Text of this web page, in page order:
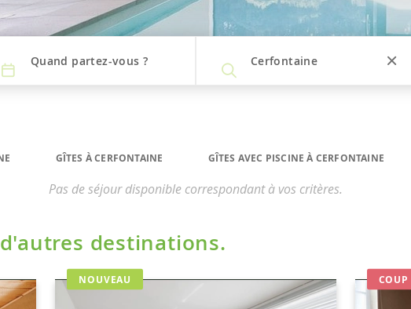
Quand partez-vous ? Cerfontaine
GÎTES À CERFONTAINE GÎTES AVEC PISCINE À CERFONTAINE
Pas de séjour disponible correspondant à vos critères.
destinations.